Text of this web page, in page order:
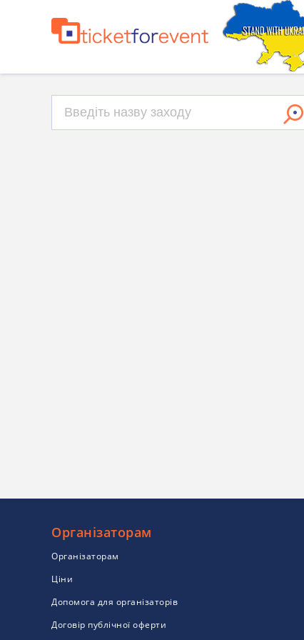
Організаторам
Організаторам
Ціни
Допомога для організаторів
Договір публічної оферти